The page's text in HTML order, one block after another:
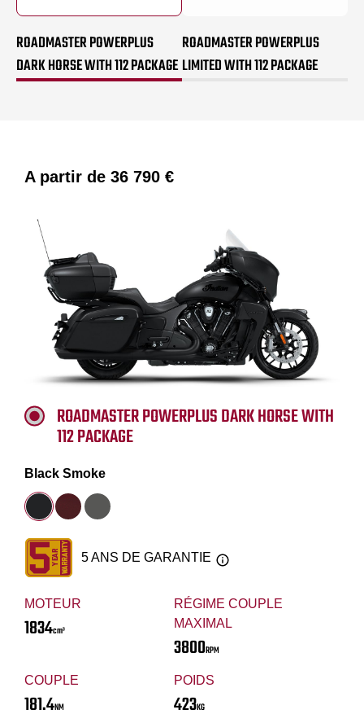
ROADMASTER POWERPLUS
DARK HORSE WITH 112 PACKAGE
ROADMASTER POWERPLUS
LIMITED WITH 112 PACKAGE
A partir de 36 790 €
MOTEUR
1834cm³
RÉGIME COUPLE
MAXIMAL
3800RPM
COUPLE
181.4NM
POIDS
423KG
ROADMASTER POWERPLUS DARK HORSE WITH
112 PACKAGE
Black Smoke
5 ANS DE GARANTIE